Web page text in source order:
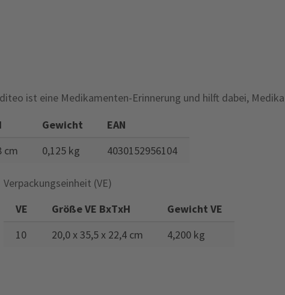
ist eine Medikamenten-Erinnerung und hilft dabei,
Gewicht
EAN
cm 0,125 kg 4030152956104
Verpackungseinheit (VE)
VE
Größe VE BxTxH
Gewicht VE
10
20,0 x 35,5 x 22,4 cm 4,200 kg